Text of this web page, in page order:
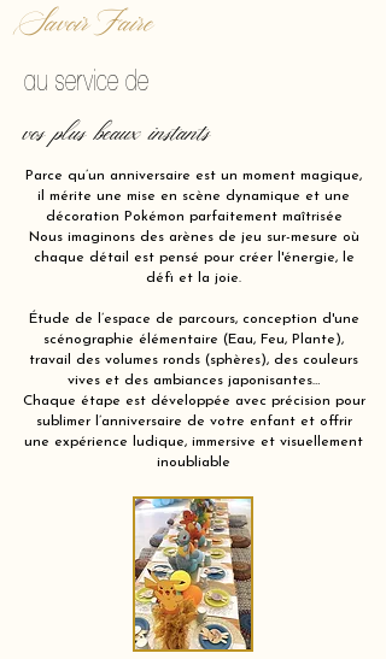
Savoir Faire
au service de
vos plus beaux instants
Parce qu’un anniversaire est un moment magique,
il mérite une mise en scène dynamique et une
décoration Pokémon parfaitement maîtrisée
Nous imaginons des arènes de jeu sur-mesure où
chaque détail est pensé pour créer l'énergie, le
défi et la joie.
Étude de l’espace de parcours, conception d'une
scénographie élémentaire (Eau, Feu, Plante),
travail des volumes ronds (sphères), des couleurs
vives et des ambiances japonisantes…
Chaque étape est développée avec précision pour
sublimer l’anniversaire de votre enfant et offrir
une expérience ludique, immersive et visuellement
inoubliable